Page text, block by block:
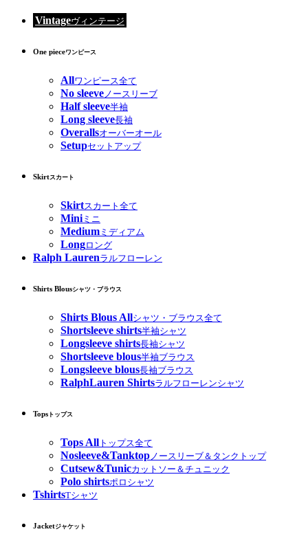
Vintageヴィンテージ
One pieceワンピース
Allワンピース全て
No sleeveノースリーブ
Half sleeve半袖
Long sleeve長袖
Overallsオーバーオール
Setupセットアップ
Skirtスカート
Skirtスカート全て
Miniミニ
Medium ミディアム
Longロング
Ralph Laurenラルフローレン
Shirts Blousシャツ・ブラウス
Shirts Blous Allシャツ・ブラウス全て
Shortsleeve shirts半袖シャツ
Longsleeve shirts長袖シャツ
Shortsleeve blous半袖ブラウス
Longsleeve blous長袖ブラウス
RalphLauren Shirtsラルフローレンシャツ
Tops トップス
Tops All トップス全て
Nosleeve&Tanktop ノースリーブ＆タンクトップ
Cutsew&Tunicカットソー＆チュニック
Polo shirtsポロシャツ
TshirtsTシャツ
Jacketジャケット